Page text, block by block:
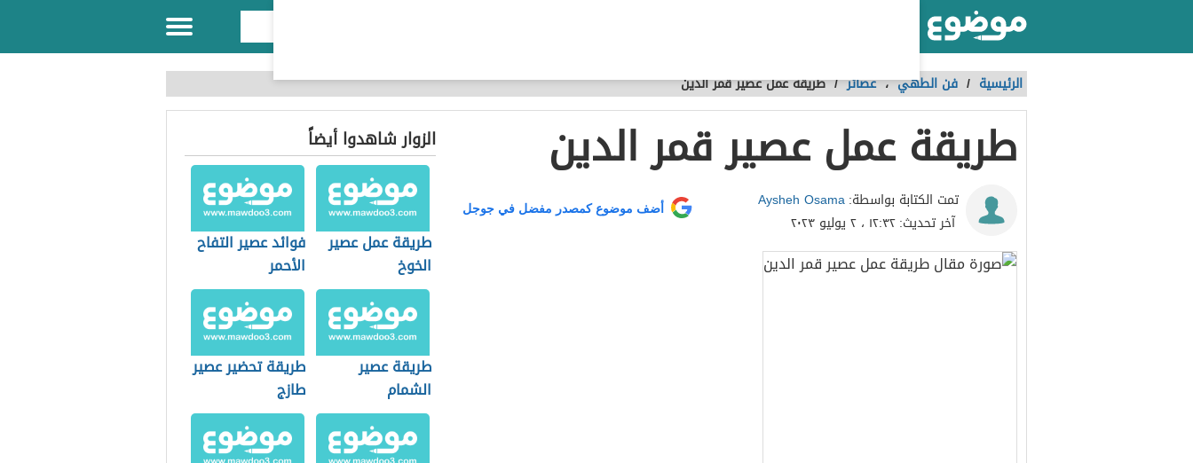
الرئيسية / فن الطهي،عصائر /طريقة عمل عصير قمر الدين
طريقة عمل عصير قمر الدين
تمت الكتابة بواسطة:Aysheh Osama
آخر تحديث:١٢:٣٢ ، ٢ يوليو ٢٠٢٣
أضف موضوع كمصدر مفضل في جوجل
الزوار شاهدوا أيضاً
طريقة عمل عصير
الخوخ
فوائد عصير التفاح
الأحمر
طريقة عصير
الشمام
طريقة تحضير عصير
طازج